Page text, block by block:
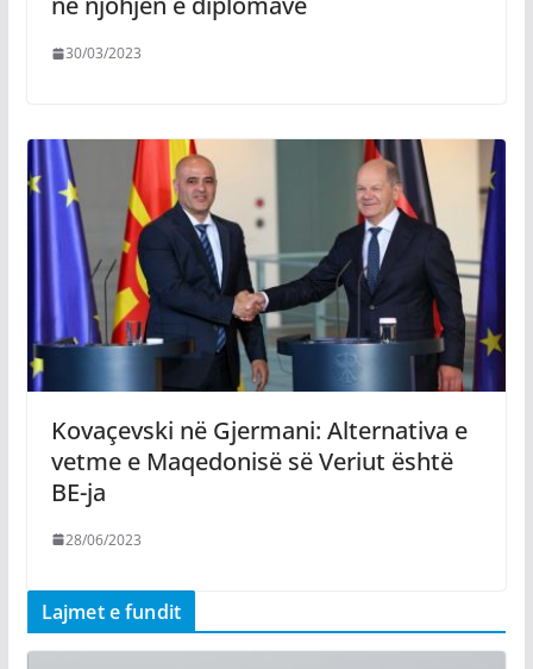
30/03/2023
Kovaçevski në Gjermani: Alternativa e
vetme e Maqedonisë së Veriut është
BE-ja
28/06/2023
Lajmet e fundit